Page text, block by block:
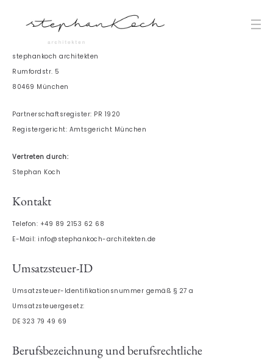
stephankoch architekten
Rumfordstr. 5
80469 München
Partnerschaftsregister: PR 1920
Registergericht: Amtsgericht München
Vertreten durch:
Stephan Koch
Kontakt
Telefon: +49 89 2153 62 68
E-Mail: info@stephankoch-architekten.de
Umsatzsteuer-ID
Umsatzsteuer-Identifikationsnummer gemäß § 27 a
Umsatzsteuergesetz:
DE 323 79 49 69
Berufsbezeichnung und berufsrechtliche